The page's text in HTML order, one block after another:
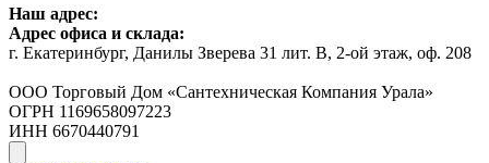
Наш адрес:
Адрес офиса и склада:
г. Екатеринбург, Данилы Зверева 31 лит. В, 2-ой этаж, оф. 208
ООО Торговый Дом «Сантехническая Компания Урала»
ОГРН 1169658097223
ИНН 6670440791